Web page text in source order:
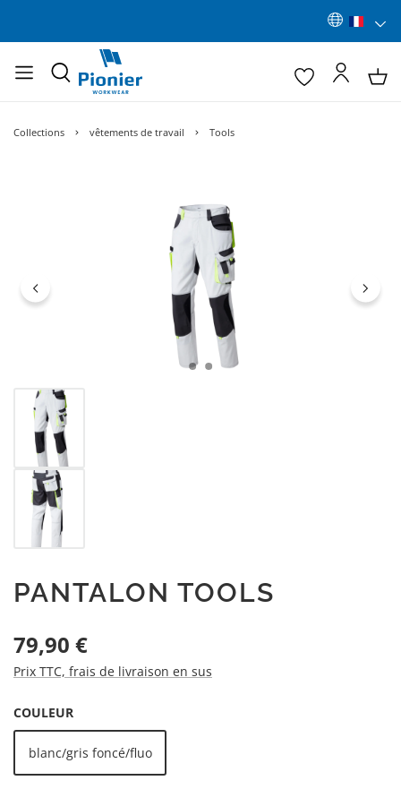
Collections vêtements de travail Tools
PANTALON TOOLS
Prix régulier :
79,90 €
Prix TTC, frais de livraison en sus
SÉLECTIONNEZ
COULEUR
blanc/gris foncé/fluo